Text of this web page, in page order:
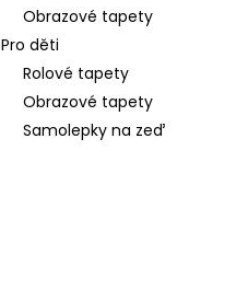
Obrazové tapety
Pro děti
Rolové tapety
Obrazové tapety
Samolepky na zeď